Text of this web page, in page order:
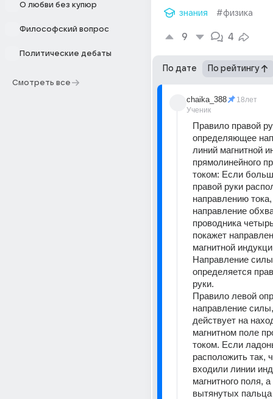
О любви без купюр
Философский вопрос
Политические дебаты
Смотреть все
знания #физика
9 4
По дате По рейтингу
chaika_388
Ученик
18лет
Правило правой
определяющее
линий магнитной
прямолинейного
током: Если
правой руки
направлению тока,
направление
проводника
покажет
магнитной
Направление
определяется
руки.
Правило левой
направление
действует на
магнитном поле
током. Если
расположить так,
входили линии
магнитного поля,
вытянутых пальца